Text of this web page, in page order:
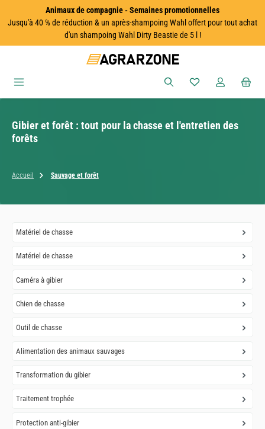
Passer au contenu principalAnimaux de compagnie - Semaines promotionnelles
Jusqu'à 40 % de réduction & un après-shampoing Wahl offert pour tout achat
d'un shampoing Wahl Dirty Beastie de 5 l !
Vous avez 0
Gibier et forêt : tout pour la chasse et l'entretien des
forêts
Accueil Sauvage et forêt
Matériel de chasse
Matériel de chasse
Caméra à gibier
Chien de chasse
Outil de chasse
Alimentation des animaux sauvages
Transformation du gibier
Traitement trophée
Protection anti-gibier